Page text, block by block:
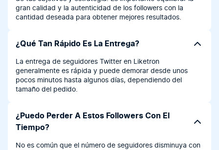
gran calidad y la autenticidad de los followers con la
cantidad deseada para obtener mejores resultados.
¿Qué Tan Rápido Es La Entrega?
La entrega de seguidores Twitter en Liketron
generalmente es rápida y puede demorar desde unos
pocos minutos hasta algunos días, dependiendo del
tamaño del pedido.
¿Puedo Perder A Estos Followers Con El
Tiempo?
No es común que el número de seguidores disminuya con